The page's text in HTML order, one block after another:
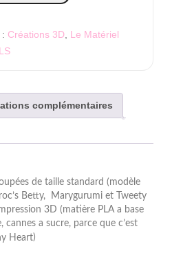
Créations 3D Le Matériel
complémentaires
de taille standard (modèle
Betty, Marygurumi et Tweety
3D (matière PLA a base
cannes a sucre, parce que c’est
)